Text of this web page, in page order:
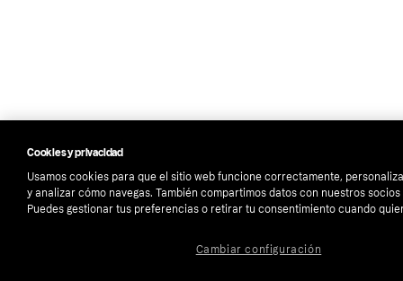
Cookies y privacidad
Usamos cookies para que el sitio web funcione correctamente,
y analizar cómo navegas. También compartimos datos con nuestros
Puedes gestionar tus preferencias o retirar tu consentimiento cuando
Cambiar configuración